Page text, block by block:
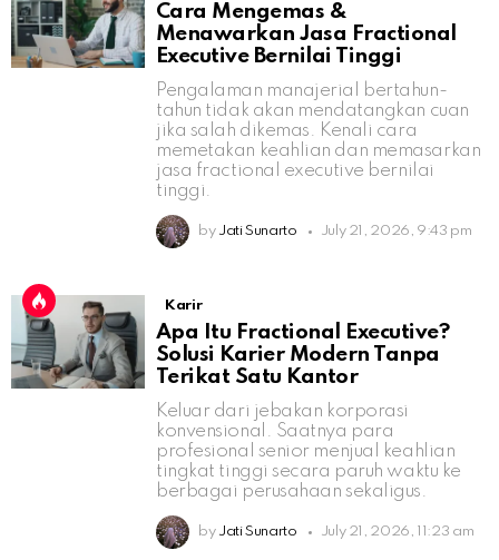
Cara Mengemas &
Menawarkan Jasa Fractional
Executive Bernilai Tinggi
Pengalaman manajerial bertahun-
tahun tidak akan mendatangkan cuan
jika salah dikemas. Kenali cara
memetakan keahlian dan memasarkan
jasa fractional executive bernilai
tinggi.
by Jati Sunarto July 21, 2026, 9:43 pm
Karir
Apa Itu Fractional Executive?
Solusi Karier Modern Tanpa
Terikat Satu Kantor
Keluar dari jebakan korporasi
konvensional. Saatnya para
profesional senior menjual keahlian
tingkat tinggi secara paruh waktu ke
berbagai perusahaan sekaligus.
by Jati Sunarto July 21, 2026, 11:23 am